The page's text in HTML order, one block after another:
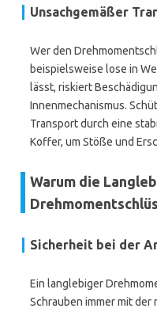
Unsachgemäßer
Wer den
beispielsweise lose in
lässt, riskiert
Innenmechanismus.
Transport durch eine
Koffer, um Stöße und
Warum die
Sicherheit bei der
Ein langlebiger
Schrauben immer mit